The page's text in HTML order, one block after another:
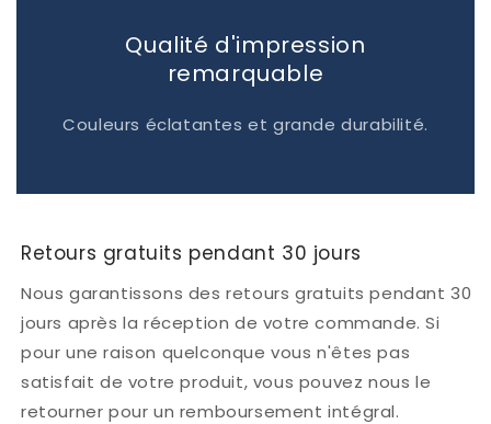
Qualité d'impression
remarquable
Couleurs éclatantes et grande durabilité.
Retours gratuits pendant 30 jours
Nous garantissons des retours gratuits pendant 30
jours après la réception de votre commande. Si
pour une raison quelconque vous n'êtes pas
satisfait de votre produit, vous pouvez nous le
retourner pour un remboursement intégral.